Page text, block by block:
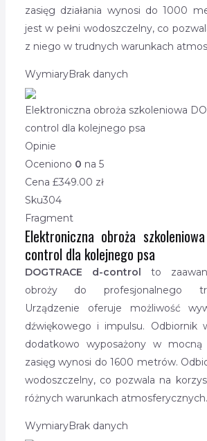
zasięg działania wynosi do 1000
jest w pełni wodoszczelny, co
z niego w trudnych warunkach
WymiaryBrak danych
Elektroniczna obroża szkoleniowa
control dla kolejnego psa
Opinie
Oceniono 0 na 5
Cena £349.00 zł
Sku304
Fragment
Elektroniczna obroża
control dla kolejnego psa
DOGTRACE d-control to
obroży do profesjonalnego
Urządzenie oferuje możliwość
dźwiękowego i impulsu. Odbiornik
dodatkowo wyposażony w
zasięg wynosi do 1600 metrów.
wodoszczelny, co pozwala na
różnych warunkach atmosferycznych.
WymiaryBrak danych